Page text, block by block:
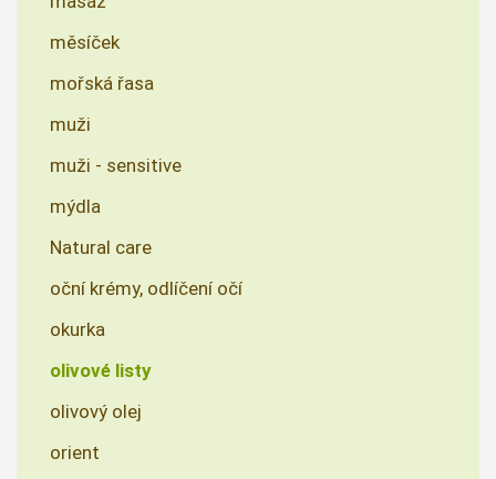
měsíček
mořská řasa
muži
muži - sensitive
mýdla
Natural care
oční krémy, odlíčení očí
okurka
olivové listy
olivový olej
orient